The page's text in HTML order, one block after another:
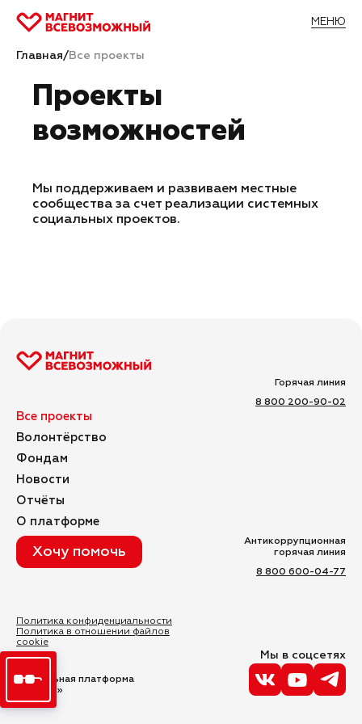
МЕНЮ
Главная/Все проекты
Проекты
возможностей
Мы поддерживаем и развиваем местные
сообщества за счет реализации системных
социальных проектов.
Все проекты
Волонтёрство
Фондам
Новости
Отчёты
О платформе
Хочу помочь
Мы в соцсетях
Горячая линия
8 800 200-90-02
Социальная платформа
«Магнит»
Политика конфиденциальности
Политика в отношении файлов
cookie
Антикоррупционная
горячая линия
8 800 600-04-77